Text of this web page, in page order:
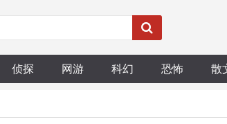
侦探 网游 科幻 恐怖 散